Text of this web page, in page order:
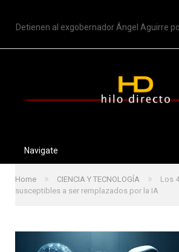
Detienen al exgobernador Ángel Aguirre
Navigate
Home » CIENCIA Y TECNOLOGÍA »
Los
susceptibles a ser remplazados por la IA